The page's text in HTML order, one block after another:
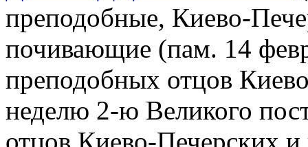
преподобные, Киево-
почивающие (пам. 14
преподобных отцов
неделю 2-ю Великого